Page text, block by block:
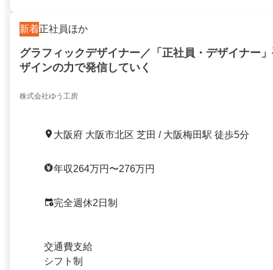
新着正社員ほか
グラフィックデザイナー／「正社員・デザイナー
ザインの力で発信していく
株式会社ゆう工房
大阪府 大阪市北区 芝田 / 大阪梅田駅 徒歩5分
年収264万円〜276万円
完全週休2日制
交通費支給
シフト制